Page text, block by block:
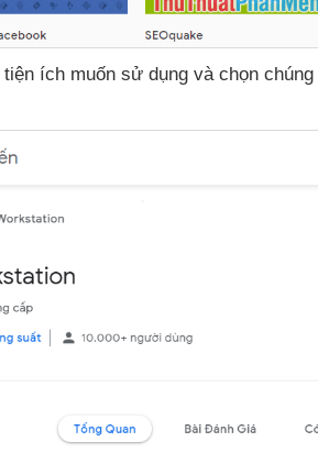
ích muốn sử dụng và chọn chúng